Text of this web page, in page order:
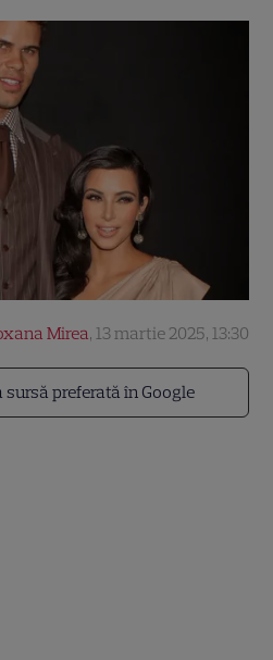
preferată în Google
Mirea, 13 martie 2025, 13:30